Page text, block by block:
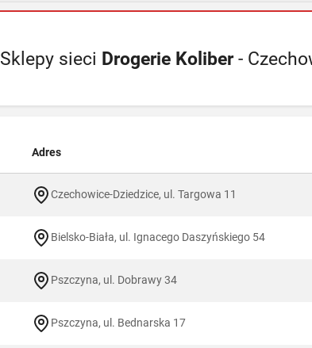
Sklepy sieci Drogerie Koliber -
Adres
Czechowice-Dziedzice, ul. Targowa 11
Bielsko-Biała, ul. Ignacego Daszyńskiego 54
Pszczyna, ul. Dobrawy 34
Pszczyna, ul. Bednarska 17